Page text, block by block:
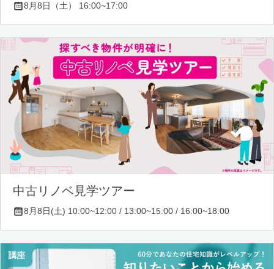
8月8日（土） 16:00~17:00
中古リノベ見学ツアー
8月8日(土) 10:00~12:00 / 13:00~15:00 / 16:00~18:00